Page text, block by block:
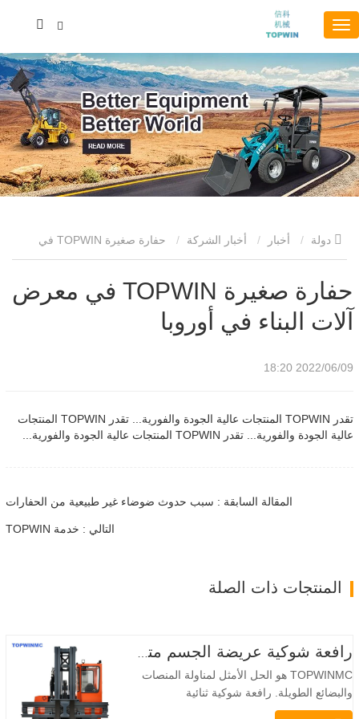
أخبار أخبار الشركة حفارة صغيرة TOPWIN في
معرض آلات البناء في أوروبا
حفارة صغيرة TOPWIN في معرض
آلات البناء في أوروبا
2022/06/09 18:20
تقدر TOPWIN المنتجات عالية الجودة والفورية... تقدر TOPWIN المنتجات
عالية الجودة والفورية... تقدر TOPWIN المنتجات عالية الجودة والفورية...
المقالة السابقة : سبب حدوث ضوضاء غير طبيعية من الحفارات
التالي : خدمة TOPWIN
المنتجات ذات الصلة
رافعة شوكية عريضة الجسم متعددة الاتجاهات 3.5-5.0 طن
TOPWINMC هو الحل الأمثل لمناولة المنصات
والبضائع الطويلة. رافعة شوكية ثنائية
الاستخدام، تجمع بين مزايا الرافعة الشوكية